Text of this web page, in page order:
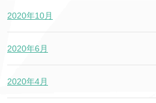
2020年10月
2020年6月
2020年4月